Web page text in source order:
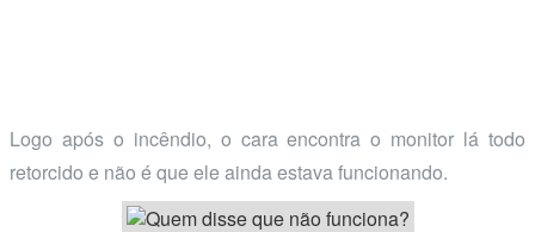
Logo após o incêndio, o cara encontra o monitor lá todo
retorcido e não é que ele ainda estava funcionando.